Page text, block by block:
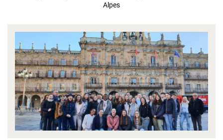
Alpes